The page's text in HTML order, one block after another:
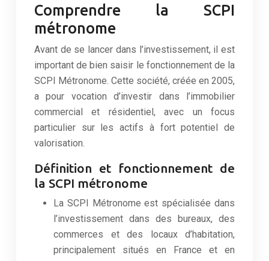
Comprendre la SCPI
métronome
Avant de se lancer dans l’investissement, il est
important de bien saisir le fonctionnement de la
SCPI Métronome. Cette société, créée en 2005,
a pour vocation d’investir dans l’immobilier
commercial et résidentiel, avec un focus
particulier sur les actifs à fort potentiel de
valorisation.
Définition et fonctionnement de
la SCPI métronome
La SCPI Métronome est spécialisée dans
l’investissement dans des bureaux, des
commerces et des locaux d’habitation,
principalement situés en France et en